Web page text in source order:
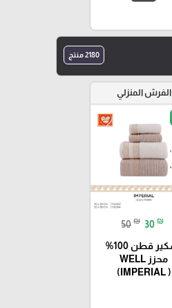
2180 منتج
الفرش المنزلي
favorite_border
50 ₪ 30 ₪
بشكير قطن 100%
محزز WELL
(IMPERIAL )